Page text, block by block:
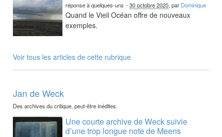
réponse à quelques-uns -30 octobre 2020, par Dominique
Quand le Vieil Océan offre de nouveaux
exemples.
Voir tous les articles de cette rubrique
Jan de Weck
Des archives du critique, peut-être inédites.
Une courte archive de Weck suivie
d’une trop longue note de Meens